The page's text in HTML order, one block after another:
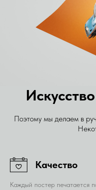
Поэтому мы делаем в
Качество
Каждый постер печатается